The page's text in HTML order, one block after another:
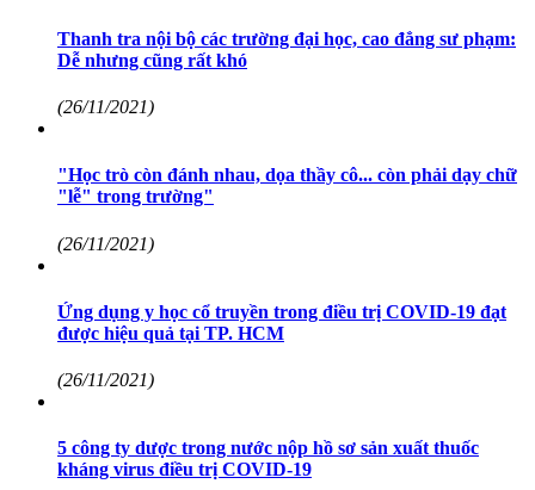
Thanh tra nội bộ các trường đại học, cao đẳng sư phạm:
Dễ nhưng cũng rất khó
(26/11/2021)
"Học trò còn đánh nhau, dọa thầy cô... còn phải dạy chữ
"lễ" trong trường"
(26/11/2021)
Ứng dụng y học cổ truyền trong điều trị COVID-19 đạt
được hiệu quả tại TP. HCM
(26/11/2021)
5 công ty dược trong nước nộp hồ sơ sản xuất thuốc
kháng virus điều trị COVID-19